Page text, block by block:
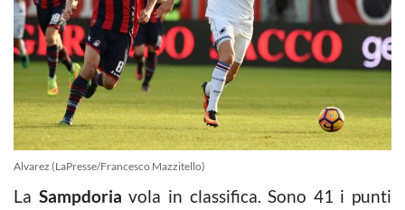
Alvarez (LaPresse/Francesco Mazzitello)
La Sampdoria vola in classifica. Sono 41 i punti